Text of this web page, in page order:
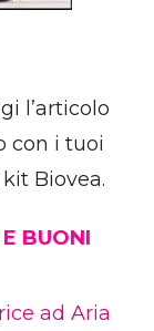
l’articolo
con i tuoi
Biovea.
BUONI
ad Aria